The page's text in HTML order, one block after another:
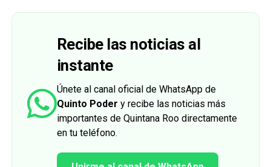
Recibe las noticias al
instante
Únete al canal oficial de WhatsApp de
Quinto Poder y recibe las noticias más
importantes de Quintana Roo directamente
en tu teléfono.